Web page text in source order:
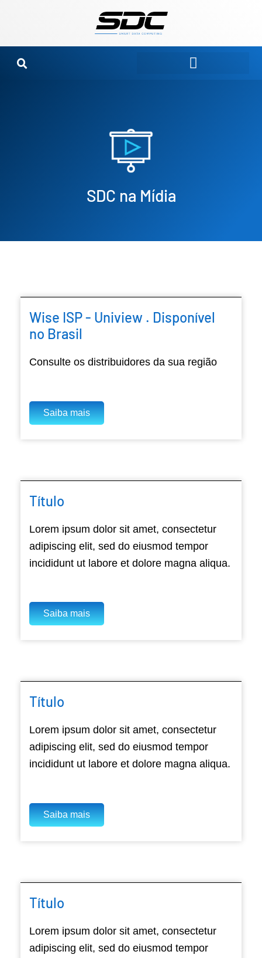
conteúdo
SDC na Mídia
Wise ISP - Uniview . Disponível
no Brasil
Consulte os distribuidores da sua região
Saiba mais
Título
Lorem ipsum dolor sit amet, consectetur
adipiscing elit, sed do eiusmod tempor
incididunt ut labore et dolore magna aliqua.
Saiba mais
Título
Lorem ipsum dolor sit amet, consectetur
adipiscing elit, sed do eiusmod tempor
incididunt ut labore et dolore magna aliqua.
Saiba mais
Título
Lorem ipsum dolor sit amet, consectetur
adipiscing elit, sed do eiusmod tempor